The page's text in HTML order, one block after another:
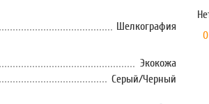
Шелкография
Экокожа
Серый/Черный